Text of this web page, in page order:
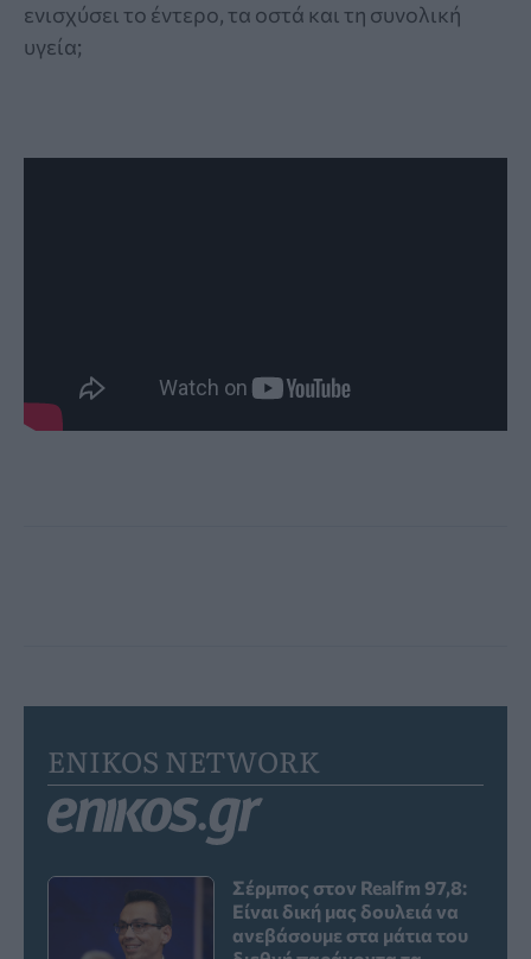
ενισχύσει το έντερο, τα οστά και τη συνολική
υγεία;
ENIKOS NETWORK
Σέρμπος στον Realfm 97,8:
Είναι δική μας δουλειά να
ανεβάσουμε στα μάτια του